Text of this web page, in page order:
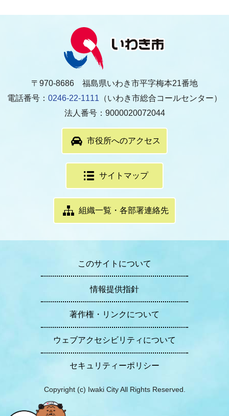
〒970-8686 福島県いわき市平字梅本21番地
電話番号： 0246-22-1111 （いわき市総合コールセンター）
法人番号：9000020072044
市役所へのアクセス
サイトマップ
組織一覧・各部署連絡先
このサイトについて
情報提供指針
著作権・リンクについて
ウェブアクセシビリティについて
セキュリティーポリシー
Copyright (c) Iwaki City All Rights Reserved.